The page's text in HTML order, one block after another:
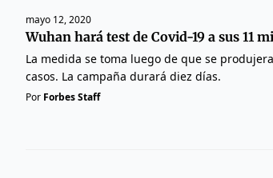
mayo 12, 2020
Wuhan hará test de Covid-19 a sus 11
La medida se toma luego de que se
casos. La campaña durará diez días.
Por Forbes Staff